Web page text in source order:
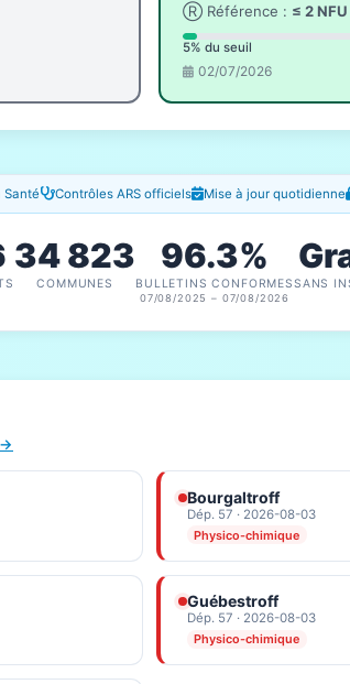
Ⓡ Référence : ≤ 2 NFU
5% du seuil
02/07/2026
Santé Contrôles ARS officiels Mise à jour quotidienne
34 823
COMMUNES
96.3%
BULLETINS CONFORMES
07/08/2025 – 07/08/2026
SANS
Bourgaltroff
Dép. 57 · 2026-08-03
Physico-chimique
Guébestroff
Dép. 57 · 2026-08-03
Physico-chimique